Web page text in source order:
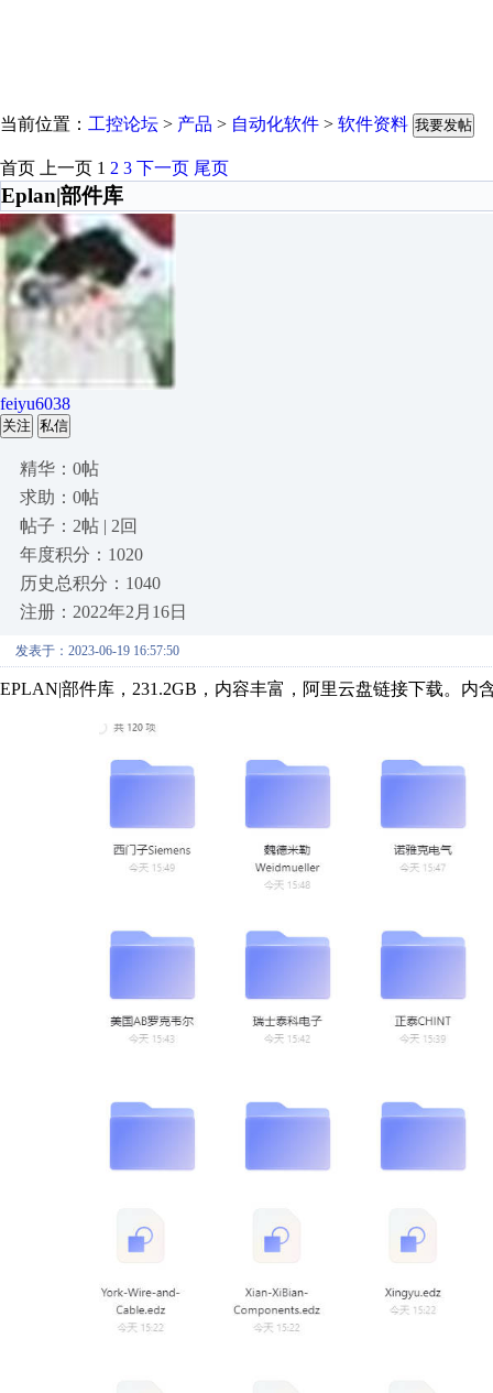
当前位置： 工控论坛 > 产品 > 自动化软件 > 软件资料 我要发帖
首页 上一页 1 2 3 下一页 尾页
Eplan|部件库
feiyu6038
关注 私信
精华：0帖
求助：0帖
帖子：2帖 | 2回
年度积分：1020
历史总积分：1040
注册：2022年2月16日
发表于：2023-06-19 16:57:50
EPLAN|部件库，231.2GB，内容丰富，阿里云盘链接下载。内